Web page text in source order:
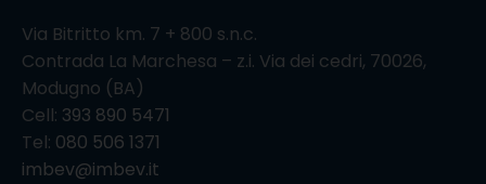
Via Bitritto km. 7 + 800 s.n.c.
Contrada La Marchesa – z.i. Via dei cedri, 70026,
Modugno (BA)
Cell: 393 890 5471
Tel: 080 506 1371
imbev@imbev.it